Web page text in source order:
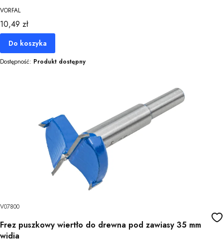
VORFAL
Cena
10,49 zł
Do koszyka
Dostępność: Produkt dostępny
V07800
Frez puszkowy wiertło do drewna pod zawiasy 35 mm
widia